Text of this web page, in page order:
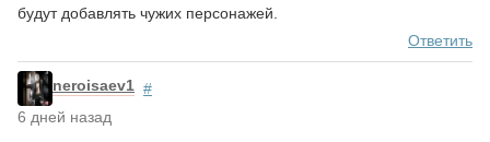
будут добавлять чужих персонажей.
Ответить
neroisaev1 #
6 дней назад